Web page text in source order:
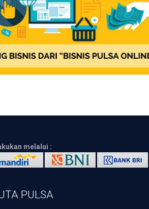
melalui :
PULSA